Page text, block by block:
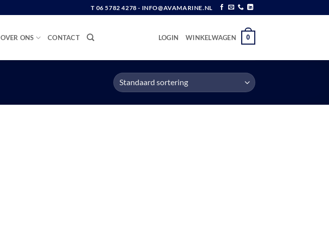
T 06 5782 4278 - INFO@AVAMARINE.NL
OVER ONS CONTACT LOGIN WINKELWAGEN 0